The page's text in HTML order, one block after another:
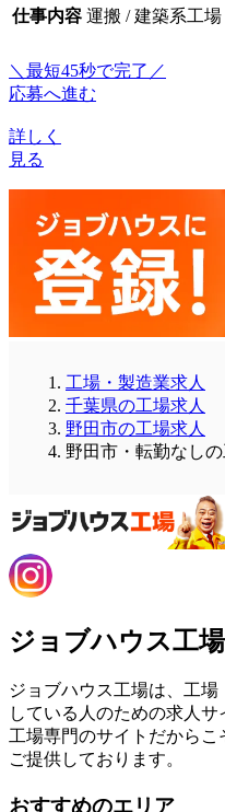
仕事内容 運搬 / 建築系工場
＼最短45秒で完了／
応募へ進む
詳しく
見る
工場・製造業求人
千葉県の工場求人
野田市の工場求人
野田市・転勤なしの
ジョブハウス工
ジョブハウス工場は、工
している人のための求人サ
工場専門のサイトだから
ご提供しております。
おすすめのエリア